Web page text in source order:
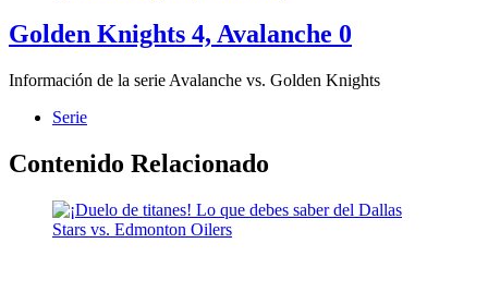
Golden Knights 4, Avalanche 0
Información de la serie Avalanche vs. Golden Knights
Serie
Contenido Relacionado